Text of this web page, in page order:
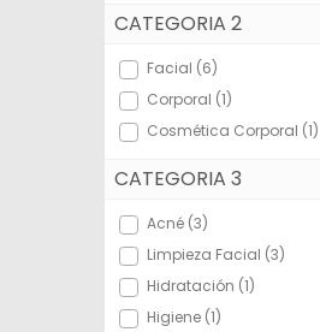
Salud
Bebés y Mamás
Óptica
CATEGORIA 2
Facial (6)
Corporal (1)
Cosmética Corporal (1)
CATEGORIA 3
Acné (3)
Limpieza Facial (3)
Hidratación (1)
Higiene (1)